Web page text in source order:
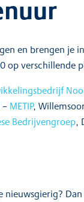
en brengen je
op verschillende
METIP,
Bedrijvengroep,
nieuwsgierig?